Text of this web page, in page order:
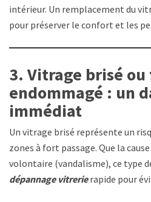
intérieur. Un remplacement du
pour préserver le confort et les
3. Vitrage brisé
endommagé : un
immédiat
Un vitrage brisé représente un
zones à fort passage. Que la
volontaire (vandalisme), ce type
dépannage vitrerierapide pour